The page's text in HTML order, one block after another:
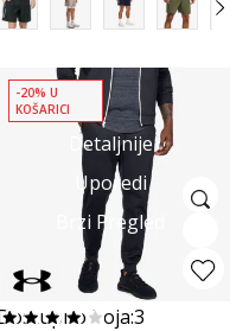
Detaljnije
Uporedi
Brzi Pregled
-20% U
KOŠARICI
boja:3